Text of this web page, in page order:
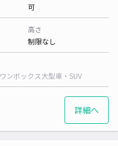
可
高さ
制限なし
ワンボックス大型車・SUV
詳細へ